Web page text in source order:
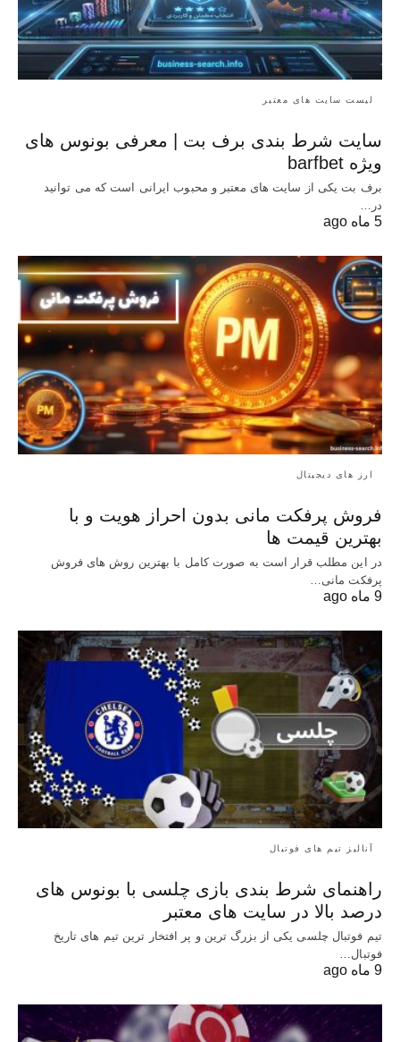
لیست سایت های معتبر
سایت شرط بندی برف بت | معرفی بونوس‌ های
ویژه barfbet
برف بت یکی از سایت های معتبر و محبوب ایرانی است که می توانید
در…
5 ماه ago
ارز های دیجیتال
فروش پرفکت مانی بدون احراز هویت و با
بهترین قیمت ها
در این مطلب قرار است به صورت کامل با بهترین روش‌ های فروش
پرفکت مانی…
9 ماه ago
آنالیز تیم های فوتبال
راهنمای شرط بندی بازی چلسی با بونوس های
درصد بالا در سایت های معتبر
تیم فوتبال چلسی یکی از بزرگ ترین و پر افتخار ترین تیم های تاریخ
فوتبال…
9 ماه ago